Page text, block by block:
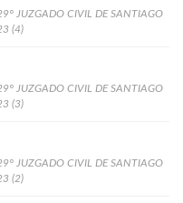
JUZGADO CIVIL DE SANTIAGO
(4)
JUZGADO CIVIL DE SANTIAGO
(3)
JUZGADO CIVIL DE SANTIAGO
(2)